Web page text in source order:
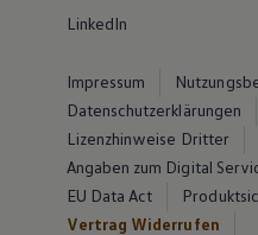
LinkedIn
Impressum
Datenschutzerklärungen
Lizenzhinweise Dritter
Angaben zum Digital
EU Data Act
Vertrag Widerrufen